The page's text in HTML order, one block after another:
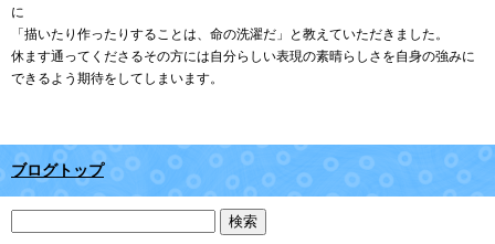
に
「描いたり作ったりすることは、命の洗濯だ」と教えていただきました。
休ます通ってくださるその方には自分らしい表現の素晴らしさを自身の強みに
できるよう期待をしてしまいます。
ブログトップ